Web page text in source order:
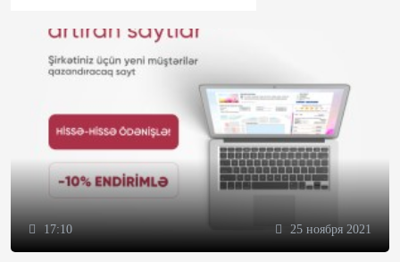
17:10 25 ноября 2021